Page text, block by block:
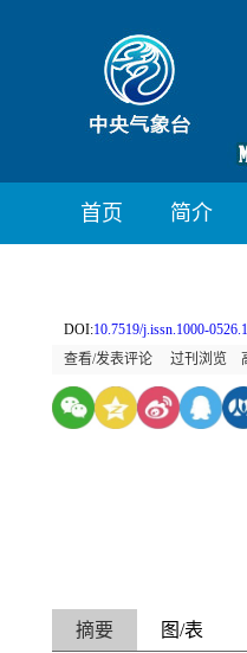
首页 简介
DOI:10.7519/j.issn.1000-
查看/发表评论
过刊浏览
摘要 图/表